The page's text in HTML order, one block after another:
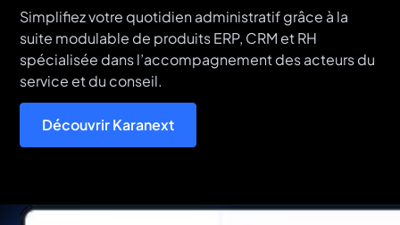
Simplifiez votre quotidien administratif grâce à la
suite modulable de produits ERP, CRM et RH
spécialisée dans l’accompagnement des acteurs du
service et du conseil.
Découvrir Karanext